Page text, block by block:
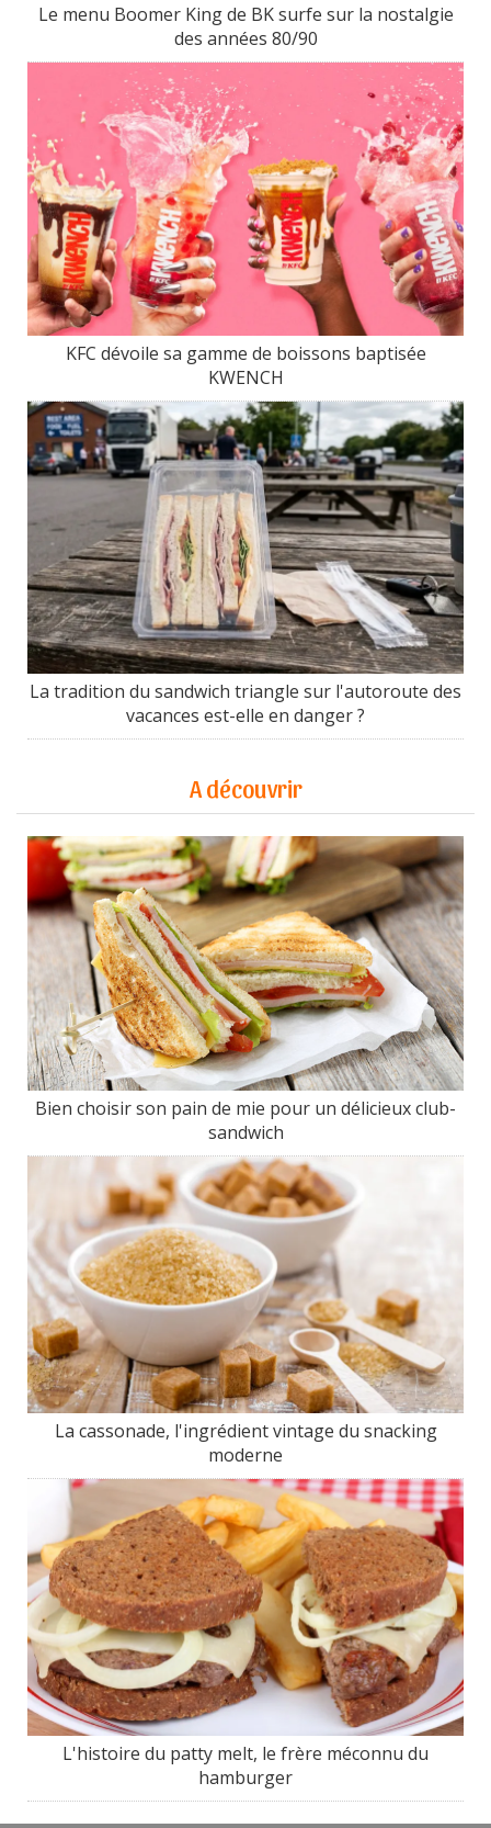
Le menu Boomer King de BK surfe sur la nostalgie
des années 80/90
KFC dévoile sa gamme de boissons baptisée
KWENCH
La tradition du sandwich triangle sur l'autoroute des
vacances est-elle en danger ?
A découvrir
Bien choisir son pain de mie pour un délicieux club-
sandwich
La cassonade, l'ingrédient vintage du snacking
moderne
L'histoire du patty melt, le frère méconnu du
hamburger